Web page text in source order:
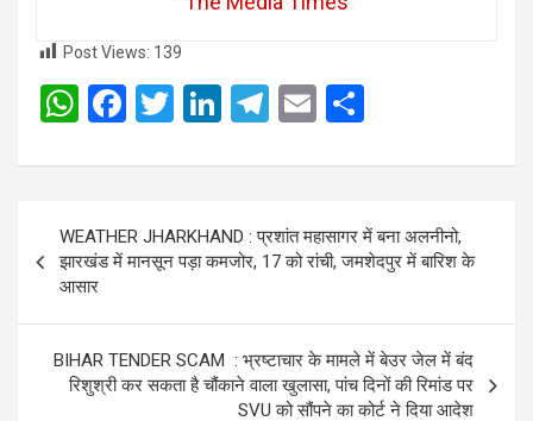
Post Views: 139
W
at
s
A
p
p
F
ce
b
o
k
T
tt
er
Li
ke
dI
n
T
e
gr
a
E
ail ar
e
navigation
WEATHER JHARKHAND : प्रशांत महासागर में बना अलनीनो,
झारखंड में मानसून पड़ा कमजोर, 17 को रांची, जमशेदपुर में बारिश के
आसार
BIHAR TENDER SCAM : भ्रष्टाचार के मामले में बेउर जेल में बंद
रिशुश्री कर सकता है चौंकाने वाला खुलासा, पांच दिनों की रिमांड पर
SVU को सौंपने का कोर्ट ने दिया आदेश